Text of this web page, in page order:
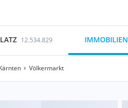
12.534.829 IMMOBILIEN
Völkermarkt